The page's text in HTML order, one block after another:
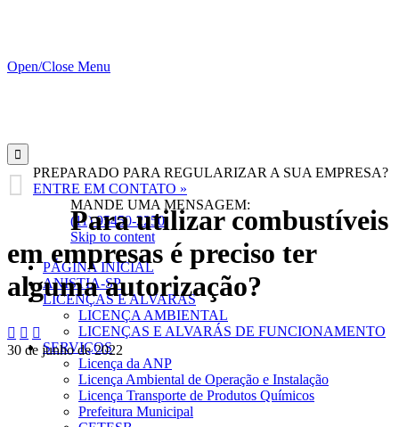
Open/Close Menu


PREPARADO PARA REGULARIZAR A SUA EMPRESA?
ENTRE EM CONTATO »
MANDE UMA MENSAGEM:
(11) 95450-2250
Skip to content
PÁGINA INICIAL
ANISTIA-SP
LICENÇAS E ALVARÁS
LICENÇA AMBIENTAL
LICENÇAS E ALVARÁS DE FUNCIONAMENTO
SERVIÇOS
Licença da ANP
Licença Ambiental de Operação e Instalação
Licença Transporte de Produtos Químicos
Prefeitura Municipal
Para utilizar combustíveis
em empresas é preciso ter
alguma autorização?
  
30 de junho de 2022